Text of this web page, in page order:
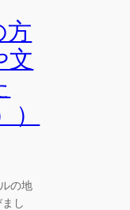
方
文
）
の地
し